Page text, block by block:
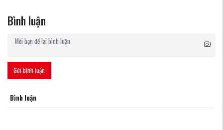
Bình luận
Gửi bình luận
Bình luận